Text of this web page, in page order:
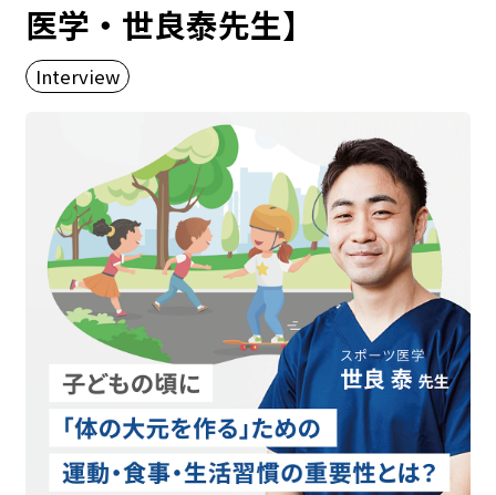
医学・世良泰先生】
Interview